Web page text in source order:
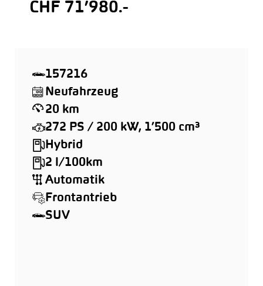
CHF 71’980.-
157216
Neufahrzeug
20 km
272 PS / 200 kW, 1’500 cm³
Hybrid
2 l/100km
Automatik
Frontantrieb
SUV